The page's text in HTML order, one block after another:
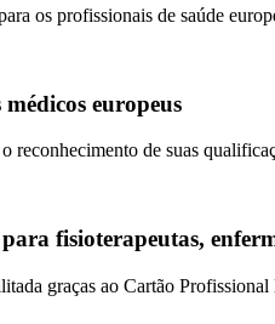
os profissionais de saúde
europeus
reconhecimento de suas
fisioterapeutas,
graças ao Cartão